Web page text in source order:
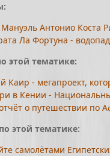
Антонио Коста
Ла Фортуна -
этой тематике:
Каир - мегапроект,
в Кении -
о путешествии по
этой тематике:
самолётами